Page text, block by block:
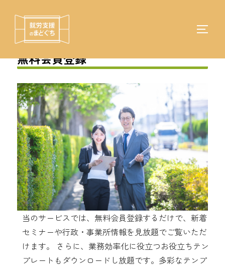
ツ
検
対
象:
無料会員登録
当のサービスでは、無料会員登録するだけで、新着
セミナーや行政・事業所情報を見放題でご覧いただ
けます。 さらに、業務効率化に役立つお役立ちテン
プレートもダウンロードし放題です。多彩なテンプ